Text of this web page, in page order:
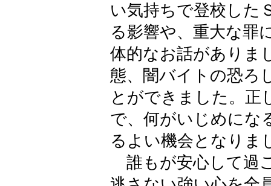
い気持ちで登校した
る影響や、重大な罪
体的なお話がありま
態、闇バイトの恐ろ
とができました。正
で、何がいじめにな
るよい機会となりま
誰もが安心して過